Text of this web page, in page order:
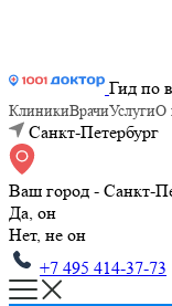
Гид по
КлиникиВрачиУслугиО
Санкт-Петербург
Ваш город - Санкт-
Да, он
Нет, не он
+7 495 414-37-73